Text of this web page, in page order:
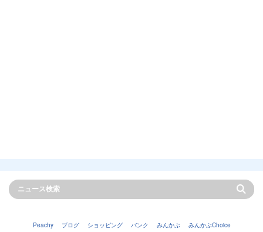
Peachy ブログ ショッピング バンク みんかぶ みんかぶChoice